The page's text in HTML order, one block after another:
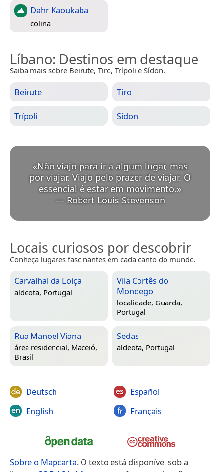
Dahr Kaoukaba
colina
Líbano: Destinos em destaque
Saiba mais sobre Beirute, Tiro, Trípoli e Sídon.
Beirute Tiro
Trípoli Sídon
«Não viajo para ir a algum lugar, mas
por viajar. Viajo pelo prazer de viajar. O
essencial é estar em movimento.
— Robert Louis Stevenson
Locais curiosos por descobrir
Conheça lugares fascinantes em cada canto do mundo.
Carvalhal da Loiça
aldeota, Portugal
Vila Cortês do
Mondego
localidade, Guarda,
Portugal
Rua Manoel Viana
área residencial, Maceió,
Brasil
Sedas
aldeota, Portugal
Deutsch
English
Español
Français
Sobre o Mapcarta. O texto está disponível sob a